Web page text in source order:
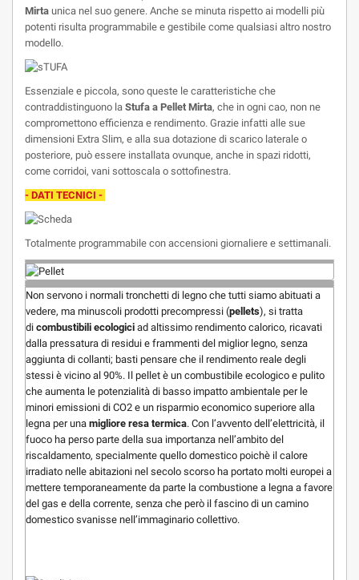
Mirta unica nel suo genere. Anche se minuta rispetto ai modelli più
potenti risulta programmabile e gestibile come qualsiasi altro nostro
modello.
Essenziale e piccola, sono queste le caratteristiche che
contraddistinguono la Stufa a Pellet Mirta, che in ogni cao, non ne
compromettono efficienza e rendimento. Grazie infatti alle sue
dimensioni Extra Slim, e alla sua dotazione di scarico laterale o
posteriore, può essere installata ovunque, anche in spazi ridotti,
come corridoi, vani sottoscala o sottofinestra.
- DATI TECNICI -
Totalmente programmabile con accensioni giornaliere e settimanali.
Non servono i normali tronchetti di legno che tutti siamo abituati a
vedere, ma minuscoli prodotti precompressi (pellets), si tratta
di combustibili ecologici ad altissimo rendimento calorico, ricavati
dalla pressatura di residui e frammenti del miglior legno, senza
aggiunta di collanti; basti pensare che il rendimento reale degli
stessi è vicino al 90%. Il pellet è un combustibile ecologico e pulito
che aumenta le potenzialità di basso impatto ambientale per le
minori emissioni di CO2 e un risparmio economico superiore alla
legna per una migliore resa termica. Con l’avvento dell’elettricità, il
fuoco ha perso parte della sua importanza nell’ambito del
riscaldamento, specialmente quello domestico poichè il calore
irradiato nelle abitazioni nel secolo scorso ha portato molti europei a
mettere temporaneamente da parte la combustione a legna a favore
del gas e della corrente, senza che però il fascino di un camino
domestico svanisse nell’immaginario collettivo.